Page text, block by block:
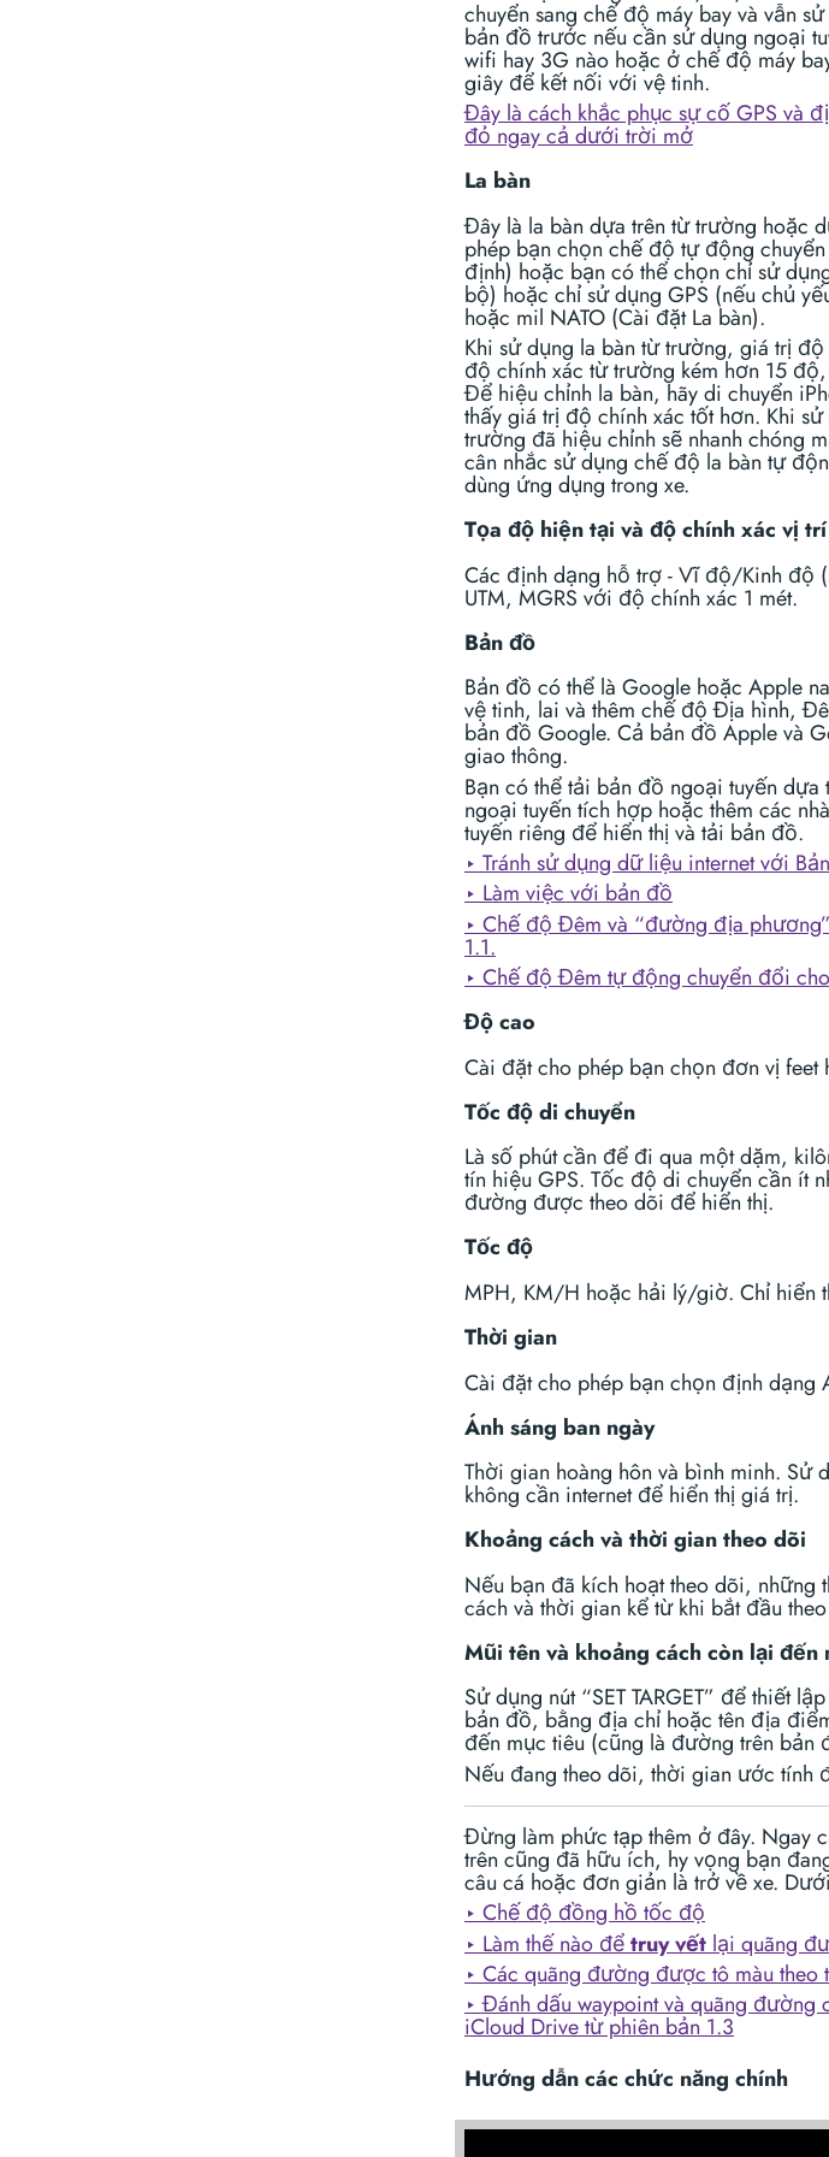
chuyển sang chế độ máy bay và vẫn
bản đồ trước nếu cần sử dụng ngoại
wifi hay 3G nào hoặc ở chế độ máy
giây để kết nối với vệ tinh.
Đây là cách khắc phục sự cố GPS và
đỏ ngay cả dưới trời mở
La bàn
Đây là la bàn dựa trên từ trường hoặc
phép bạn chọn chế độ tự động
định) hoặc bạn có thể chọn chỉ sử
bộ) hoặc chỉ sử dụng GPS (nếu chủ
hoặc mil NATO (Cài đặt La bàn).
Khi sử dụng la bàn từ trường, giá trị
độ chính xác từ trường kém hơn 15
Để hiệu chỉnh la bàn, hãy di chuyển
thấy giá trị độ chính xác tốt hơn. Khi
trường đã hiệu chỉnh sẽ nhanh chóng
cân nhắc sử dụng chế độ la bàn tự
dùng ứng dụng trong xe.
Tọa độ hiện tại và độ chính xác vị trí
Các định dạng hỗ trợ - Vĩ độ/Kinh độ
UTM, MGRS với độ chính xác 1 mét.
Bản đồ
Bản đồ có thể là Google hoặc Apple
vệ tinh, lai và thêm chế độ Địa hình,
bản đồ Google. Cả bản đồ Apple và
giao thông.
Bạn có thể tải bản đồ ngoại tuyến
ngoại tuyến tích hợp hoặc thêm các
tuyến riêng để hiển thị và tải bản đồ.
‣ Tránh sử dụng dữ liệu internet với
‣ Làm việc với bản đồ
‣ Chế độ Đêm và “đường địa
1.1.
‣ Chế độ Đêm tự động chuyển đổi
Độ cao
Cài đặt cho phép bạn chọn đơn vị
Tốc độ di chuyển
Là số phút cần để đi qua một dặm,
tín hiệu GPS. Tốc độ di chuyển cần ít
đường được theo dõi để hiển thị.
Tốc độ
MPH, KM/H hoặc hải lý/giờ. Chỉ hiển
Thời gian
Cài đặt cho phép bạn chọn định
Ánh sáng ban ngày
Thời gian hoàng hôn và bình minh. Sử
không cần internet để hiển thị giá trị.
Khoảng cách và thời gian theo dõi
Nếu bạn đã kích hoạt theo dõi, những
cách và thời gian kể từ khi bắt đầu
Mũi tên và khoảng cách còn lại đến
Sử dụng nút “SET TARGET” để thiết
bản đồ, bằng địa chỉ hoặc tên địa
đến mục tiêu (cũng là đường trên
Nếu đang theo dõi, thời gian ước tính
Đừng làm phức tạp thêm ở đây. Ngay
trên cũng đã hữu ích, hy vọng bạn
câu cá hoặc đơn giản là trở về xe.
‣ Chế độ đồng hồ tốc độ
‣ Làm thế nào đểtruy vết lại quãng
‣ Các quãng đường được tô màu
‣ Đánh dấu waypoint và quãng đường
iCloud Drive từ phiên bản 1.3
Hướng dẫn các chức năng chính